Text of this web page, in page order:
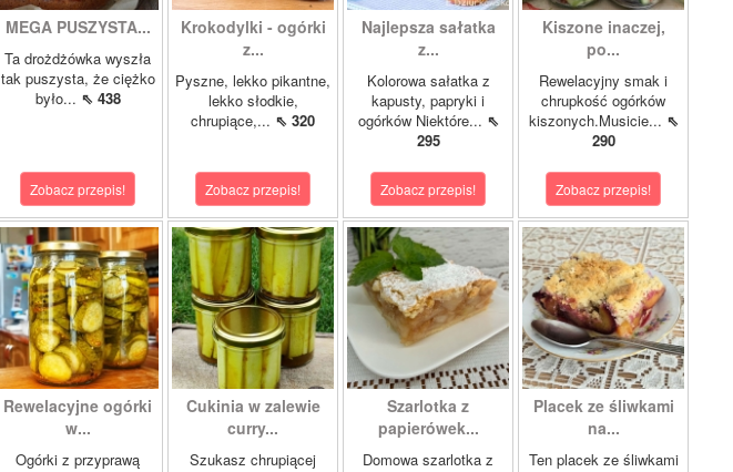
MEGA PUSZYSTA...
Ta drożdżówka wyszła
tak puszysta, że ciężko
było... ⇖ 438
Zobacz przepis!
Krokodylki - ogórki
z...
Pyszne, lekko pikantne,
lekko słodkie,
chrupiące,... ⇖ 320
Zobacz przepis!
Najlepsza sałatka
z...
Kolorowa sałatka z
kapusty, papryki i
ogórków Niektóre... ⇖
295
Zobacz przepis!
Kiszone inaczej,
po...
Rewelacyjny smak i
chrupkość ogórków
kiszonych.Musicie... ⇖
290
Zobacz przepis!
Rewelacyjne ogórki
w...
Ogórki z przyprawą
Cukinia w zalewie
curry...
Szukasz chrupiącej
Szarlotka z
papierówek...
Domowa szarlotka z
Placek ze śliwkami
na...
Ten placek ze śliwkami